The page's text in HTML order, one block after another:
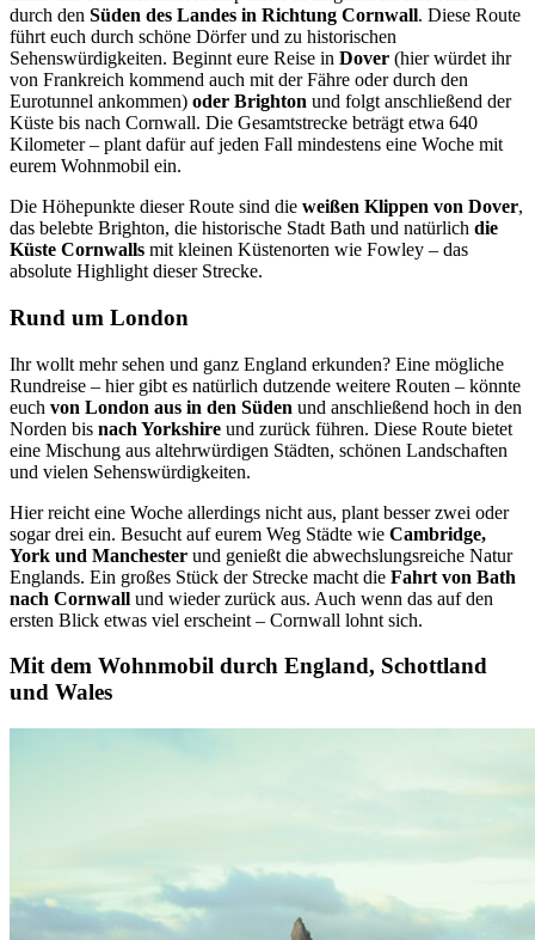
durch den Süden des Landes in Richtung Cornwall. Diese Route
führt euch durch schöne Dörfer und zu historischen
Sehenswürdigkeiten. Beginnt eure Reise in Dover (hier würdet ihr
von Frankreich kommend auch mit der Fähre oder durch den
Eurotunnel ankommen) oder Brighton und folgt anschließend der
Küste bis nach Cornwall. Die Gesamtstrecke beträgt etwa 640
Kilometer – plant dafür auf jeden Fall mindestens eine Woche mit
eurem Wohnmobil ein.
Die Höhepunkte dieser Route sind die weißen Klippen von Dover,
das belebte Brighton, die historische Stadt Bath und natürlich die
Küste Cornwalls mit kleinen Küstenorten wie Fowley – das
absolute Highlight dieser Strecke.
Rund um London
Ihr wollt mehr sehen und ganz England erkunden? Eine mögliche
Rundreise – hier gibt es natürlich dutzende weitere Routen – könnte
euch von London aus in den Süden und anschließend hoch in den
Norden bis nach Yorkshire und zurück führen. Diese Route bietet
eine Mischung aus altehrwürdigen Städten, schönen Landschaften
und vielen Sehenswürdigkeiten.
Hier reicht eine Woche allerdings nicht aus, plant besser zwei oder
sogar drei ein. Besucht auf eurem Weg Städte wie Cambridge,
York und Manchester und genießt die abwechslungsreiche Natur
Englands. Ein großes Stück der Strecke macht die Fahrt von Bath
nach Cornwall und wieder zurück aus. Auch wenn das auf den
ersten Blick etwas viel erscheint – Cornwall lohnt sich.
Mit dem Wohnmobil durch England, Schottland
und Wales